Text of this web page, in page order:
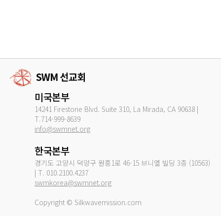
미국본부
14241 Firestone Blvd. Suite 310, La Mirada, CA 90638 |
T.714-999-8639
info@swmnet.org
한국본부
경기도 고양시 덕양구 원흥1로 46-15 브니엘 빌딩 3층 (10563)
| T. 010.2100.4237
swmkorea@swmnet.org
Copyright © Silkwavemission.com